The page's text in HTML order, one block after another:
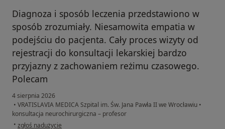
Diagnoza i sposób leczenia przedstawiono w
sposób zrozumiały. Niesamowita empatia w
podejściu do pacjenta. Cały proces wizyty od
rejestracji do konsultacji lekarskiej bardzo
przyjazny z zachowaniem reżimu czasowego.
Polecam
4 sierpnia 2026
• VRATISLAVIA MEDICA Szpital im. Św. Jana Pawła II we Wrocławiu •
konsultacja neurochirurgiczna – profesor
• w opinii użytkownika Ryszard
zgłoś nadużycie